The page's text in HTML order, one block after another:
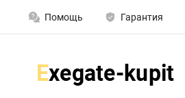
Помощь Гарантия